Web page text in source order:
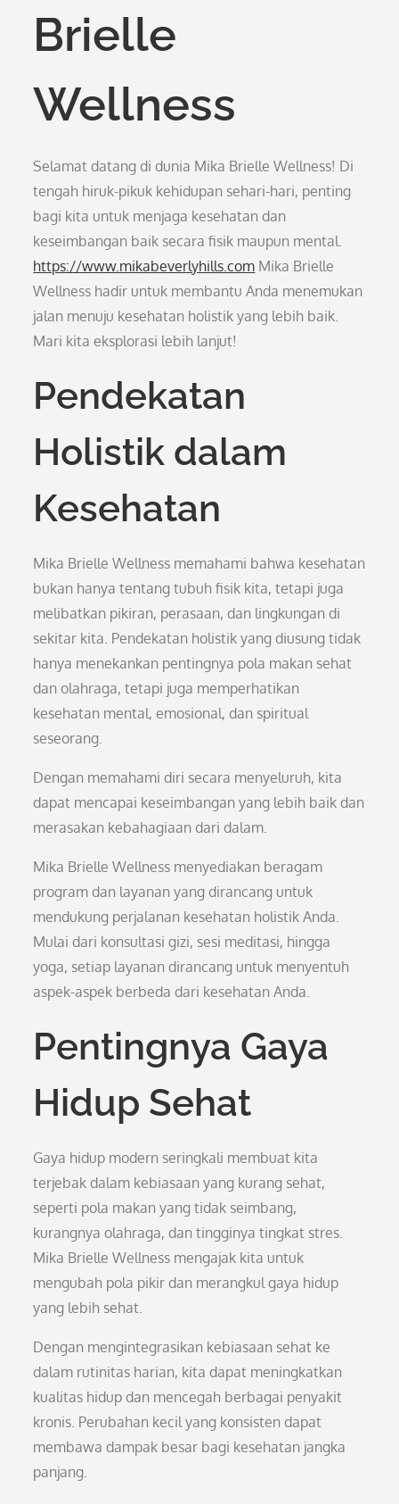
Brielle
Wellness
Selamat datang di dunia Mika Brielle Wellness! Di
tengah hiruk-pikuk kehidupan sehari-hari, penting
bagi kita untuk menjaga kesehatan dan
keseimbangan baik secara fisik maupun mental.
https://www.mikabeverlyhills.com Mika Brielle
Wellness hadir untuk membantu Anda menemukan
jalan menuju kesehatan holistik yang lebih baik.
Mari kita eksplorasi lebih lanjut!
Pendekatan
Holistik dalam
Kesehatan
Mika Brielle Wellness memahami bahwa kesehatan
bukan hanya tentang tubuh fisik kita, tetapi juga
melibatkan pikiran, perasaan, dan lingkungan di
sekitar kita. Pendekatan holistik yang diusung tidak
hanya menekankan pentingnya pola makan sehat
dan olahraga, tetapi juga memperhatikan
kesehatan mental, emosional, dan spiritual
seseorang.
Dengan memahami diri secara menyeluruh, kita
dapat mencapai keseimbangan yang lebih baik dan
merasakan kebahagiaan dari dalam.
Mika Brielle Wellness menyediakan beragam
program dan layanan yang dirancang untuk
mendukung perjalanan kesehatan holistik Anda.
Mulai dari konsultasi gizi, sesi meditasi, hingga
yoga, setiap layanan dirancang untuk menyentuh
aspek-aspek berbeda dari kesehatan Anda.
Pentingnya Gaya
Hidup Sehat
Gaya hidup modern seringkali membuat kita
terjebak dalam kebiasaan yang kurang sehat,
seperti pola makan yang tidak seimbang,
kurangnya olahraga, dan tingginya tingkat stres.
Mika Brielle Wellness mengajak kita untuk
mengubah pola pikir dan merangkul gaya hidup
yang lebih sehat.
Dengan mengintegrasikan kebiasaan sehat ke
dalam rutinitas harian, kita dapat meningkatkan
kualitas hidup dan mencegah berbagai penyakit
kronis. Perubahan kecil yang konsisten dapat
membawa dampak besar bagi kesehatan jangka
panjang.